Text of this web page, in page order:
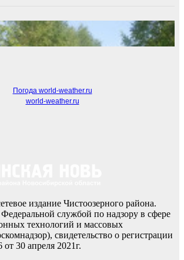
Погода world-weather.ru
world-weather.ru
издание Чистоозерного района.
службой по надзору в сфере
технологий и массовых
свидетельство о регистрации
30 апреля 2021г.